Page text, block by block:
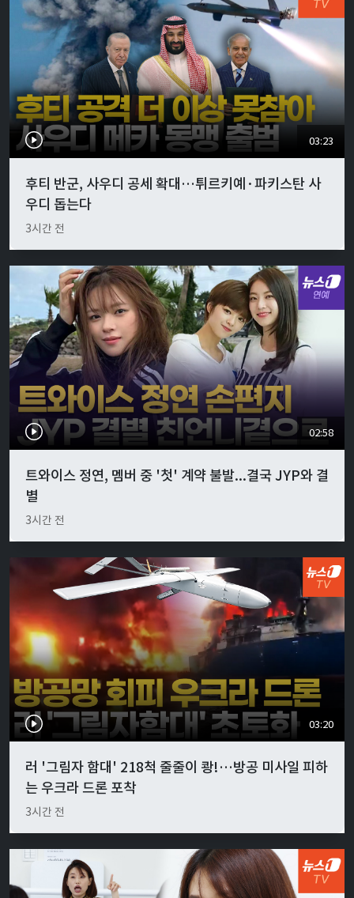
03:23
후티 반군, 사우디 공세 확대…튀르키예·파키스탄 사
우디 돕는다
3시간 전
02:58
트와이스 정연, 멤버 중 '첫' 계약 불발...결국 JYP와 결
별
3시간 전
03:20
러 '그림자 함대' 218척 줄줄이 쾅!…방공 미사일 피하
는 우크라 드론 포착
3시간 전